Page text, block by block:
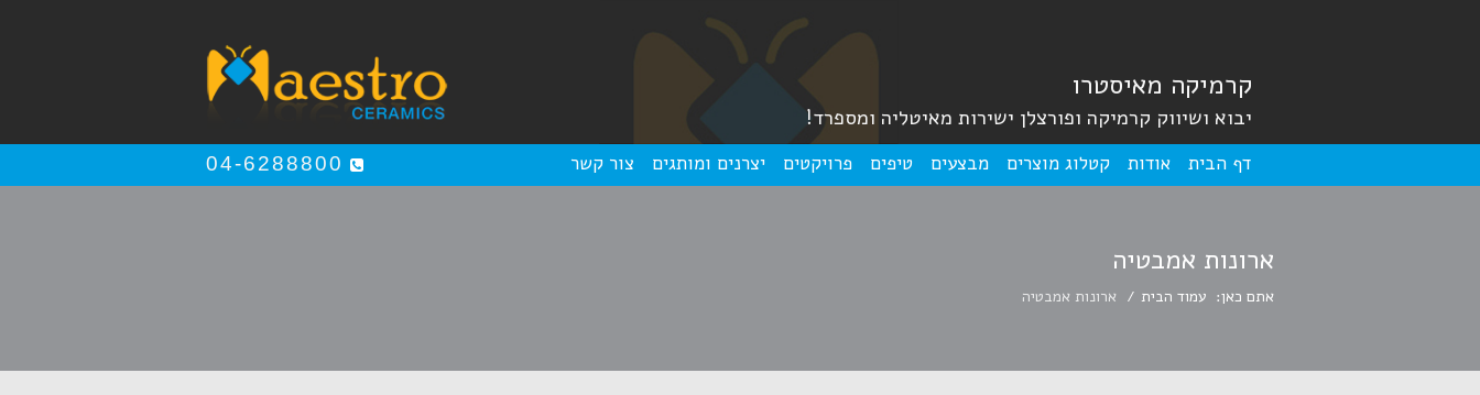
קרמיקה מאיסטרו
יבוא ושיווק קרמיקה ופורצלן ישירות מאיטליה ומספרד!
דף הבית אודות קטלוג מוצרים מבצעים טיפים פרויקטים יצרנים ומותגים צור קשר 04-6288800
ארונות אמבטיה
אתם כאן: עמוד הבית ארונות אמבטיה